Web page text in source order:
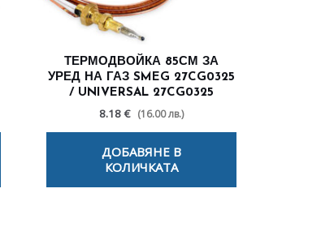
ТЕРМОДВОЙКА 85СМ ЗА
УРЕД НА ГАЗ SMEG 27CG0325
/ UNIVERSAL 27CG0325
8.18 € (16.00 лв.)
ДОБАВЯНЕ В
КОЛИЧКАТА